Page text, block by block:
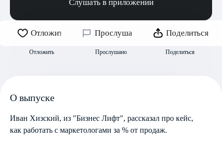
Слушать в приложении
Отложить
Отложить
Прослушано
Прослушано
Поделиться
Поделиться
О выпуске
Иван Хизский, из "Бизнес Лифт", рассказал про кейс,
как работать с маркетологами за % от продаж.